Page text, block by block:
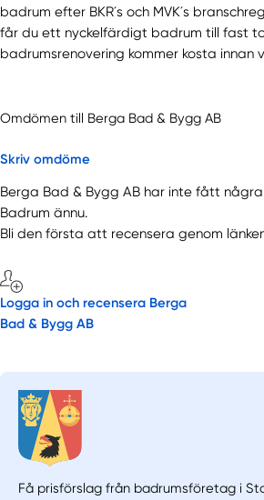
badrum efter BKR´s och MVK´s
får du ett nyckelfärdigt badrum till fast
badrumsrenovering kommer kosta innan
Omdömen till Berga Bad & Bygg AB
Skriv omdöme
Berga Bad & Bygg AB har inte fått
Badrum ännu.
Bli den första att recensera genom
Logga in och recensera Berga
Bad & Bygg AB
Få prisförslag från badrumsföretag i